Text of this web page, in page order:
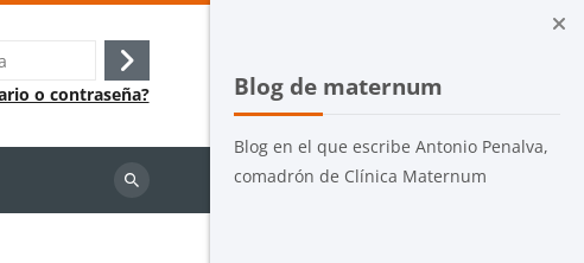
Bloques
Blog de maternum
Blog en el que escribe Antonio Penalva,
comadrón de Clínica Maternum
Acceder
o contraseña?
Buscar